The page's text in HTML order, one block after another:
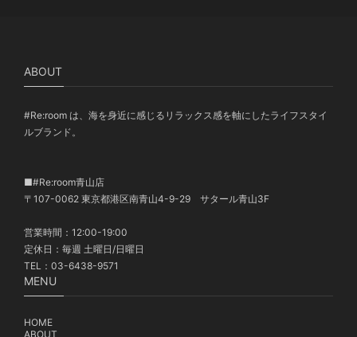
ABOUT
#Re:room は、海を身近に感じるリラックス感を軸にしたライフスタイ
ルブランド。
■#Re:room青山店
〒107-0062 東京都港区南青山4-9-29 サタール青山3F
営業時間：12:00-19:00
定休日：毎週 土曜日/日曜日
TEL：03-6438-9571
MENU
HOME
ABOUT